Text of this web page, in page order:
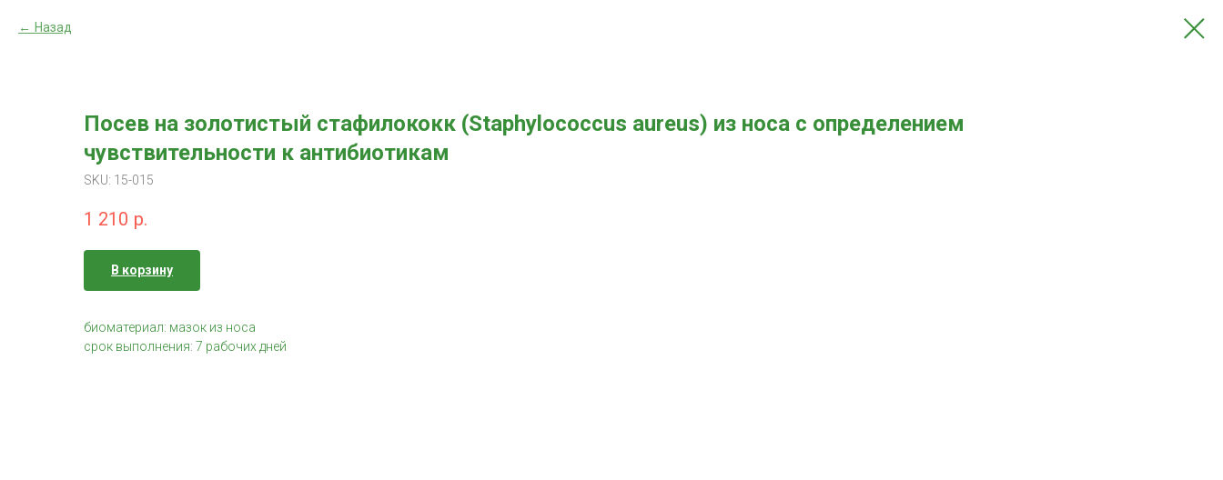
Назад
Посев на золотистый стафилококк (Staphylococcus aureus) из носа с определением
чувствительности к антибиотикам
SKU: 15-015
1 210 р.
В корзину
биоматериал: мазок из носа
срок выполнения: 7 рабочих дней